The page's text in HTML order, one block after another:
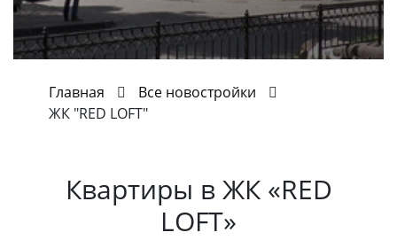
Главная
Все новостройки
ЖК "RED LOFT"
Квартиры в ЖК «RED
LOFT»